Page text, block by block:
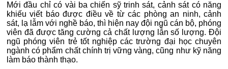
Mới đầu chỉ có vài ba chiến sỹ trinh sát, cảnh sát có năng
khiếu viết báo được điều về từ các phòng an ninh, cảnh
sát, lạ lẫm với nghề báo, thì hiện nay đội ngũ cán bộ, phóng
viên đã được tăng cường cả chất lượng lẫn số lượng. Đội
ngũ phóng viên trẻ tốt nghiệp các trường đại học chuyên
ngành có phẩm chất chính trị vững vàng, cũng như kỹ năng
làm báo thành thạo.